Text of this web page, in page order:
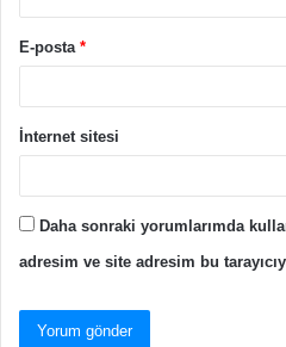
E-posta *
İnternet sitesi
Daha sonraki yorumlarımda
adresim ve site adresim bu